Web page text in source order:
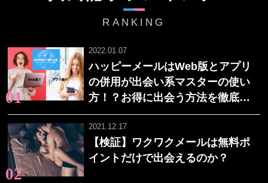
RANKING
2022.01.07
ハッピーメールはWeb版とアプリ
の併用が出会い系マスターの使い
方！？お得に出会う方法を徹底解
説
2021.12.17
【検証】ワクワクメールは無料ポ
イントだけで出会えるのか？